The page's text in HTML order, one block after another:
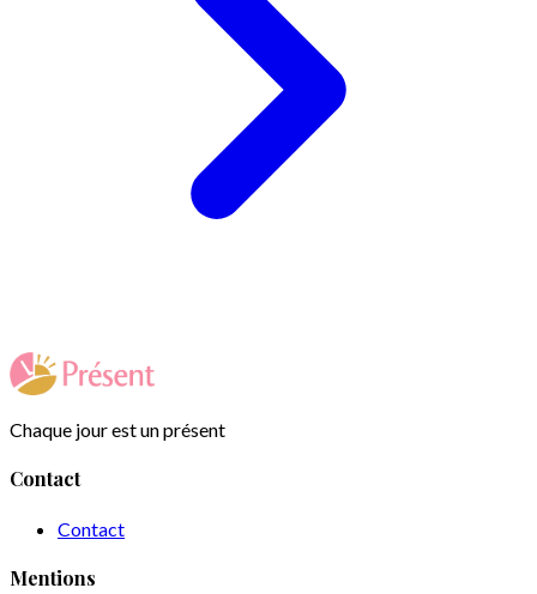
Chaque jour est un présent
Contact
Contact
Mentions